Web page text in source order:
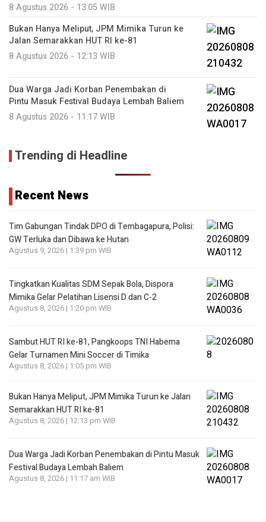
8 Agustus 2026 - 13:05 WIB
Bukan Hanya Meliput, JPM Mimika Turun ke
Jalan Semarakkan HUT RI ke-81
8 Agustus 2026 - 12:13 WIB
Dua Warga Jadi Korban Penembakan di
Pintu Masuk Festival Budaya Lembah Baliem
8 Agustus 2026 - 11:17 WIB
Trending di Headline
Recent News
Tim Gabungan Tindak DPO di Tembagapura, Polisi:
GW Terluka dan Dibawa ke Hutan
Agustus 9, 2026 | 1:39 pm WIB
Tingkatkan Kualitas SDM Sepak Bola, Dispora
Mimika Gelar Pelatihan Lisensi D dan C-2
Agustus 8, 2026 | 1:20 pm WIB
Sambut HUT RI ke-81, Pangkoops TNI Habema
Gelar Turnamen Mini Soccer di Timika
Agustus 8, 2026 | 1:05 pm WIB
Bukan Hanya Meliput, JPM Mimika Turun ke Jalan
Semarakkan HUT RI ke-81
Agustus 8, 2026 | 12:13 pm WIB
Dua Warga Jadi Korban Penembakan di Pintu Masuk
Festival Budaya Lembah Baliem
Agustus 8, 2026 | 11:17 am WIB